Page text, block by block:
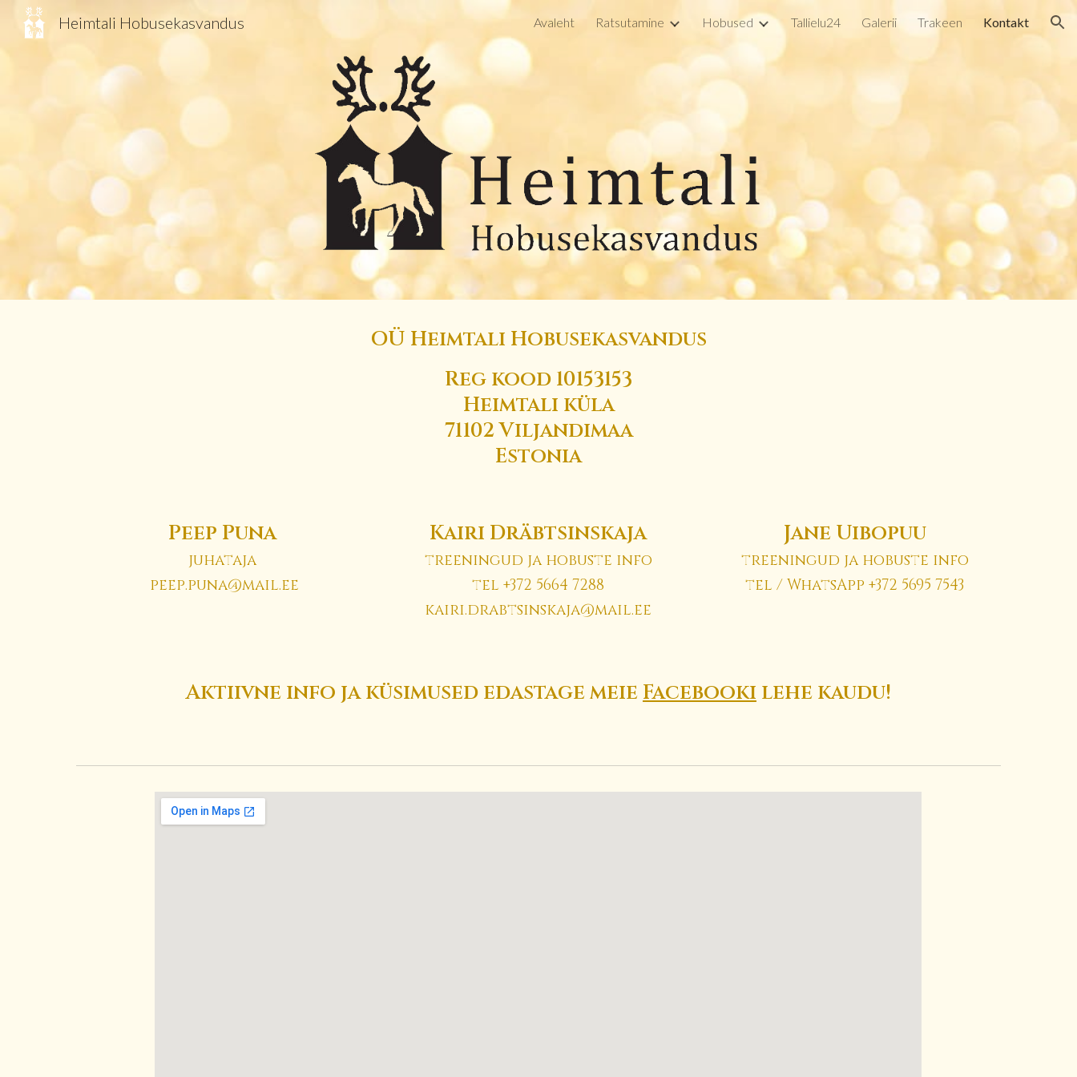
Skip to navigation
Heimtali Hobusekasvandus Avaleht Ratsutamine Hobused Tallielu24 Galerii Trakeen Kontakt
OÜ Heimtali Hobusekasvandus
Reg kood 10153153
Heimtali küla
71102 Viljandimaa
Estonia
Peep Puna
juhataja
peep.puna@mail.ee
Kairi Dräbtsinskaja
treeningud ja hobuste info
tel +372 5664 7288
kairi.drabtsinskaja@mail.ee
Jane Uibopuu
treeningud ja hobuste info
tel / WhatsApp +372 5695 7543
Aktiivne info ja küsimused edastage meie Facebooki lehe kaudu!